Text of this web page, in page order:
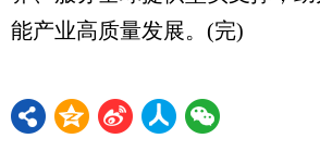
能产业高质量发展。(完)